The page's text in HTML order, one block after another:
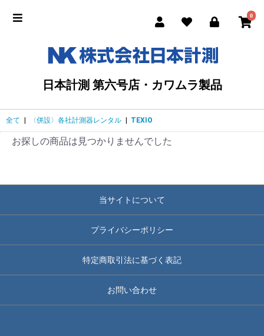
0
日本計測 第六号店・カワムラ製品
全て 〈併設〉各社計測器レンタル TEXIO
お探しの商品は見つかりませんでした
当サイトについて
プライバシーポリシー
特定商取引法に基づく表記
お問い合わせ